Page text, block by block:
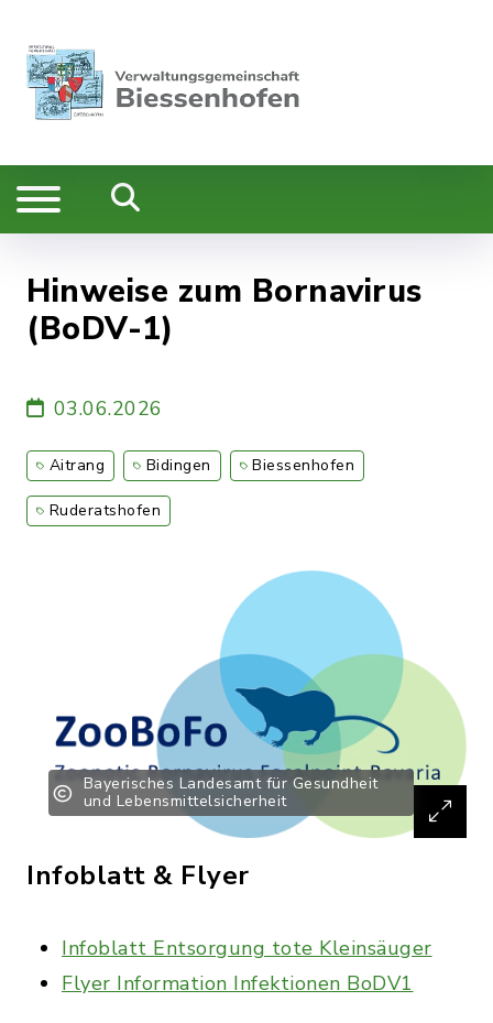
Hinweise zum Bornavirus
(BoDV-1)
03.06.2026
Aitrang Bidingen Biessenhofen
Ruderatshofen
Bayerisches Landesamt für Gesundheit
und Lebensmittelsicherheit
Infoblatt & Flyer
Infoblatt Entsorgung tote Kleinsäuger
Flyer Information Infektionen BoDV1